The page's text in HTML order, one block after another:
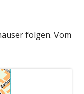
folgen. Vom